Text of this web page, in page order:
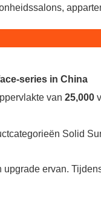
series in China
van 25,000
Solid
ervan.